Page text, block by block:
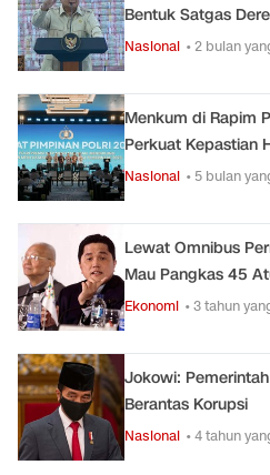
Bentuk Satgas
Nasional • 2 bulan
Menkum di Rapim
Perkuat Kepastian
Nasional • 5 bulan
Lewat Omnibus
Mau Pangkas 45
Ekonomi • 3 tahun
Jokowi:
Berantas Korupsi
Nasional • 4 tahun